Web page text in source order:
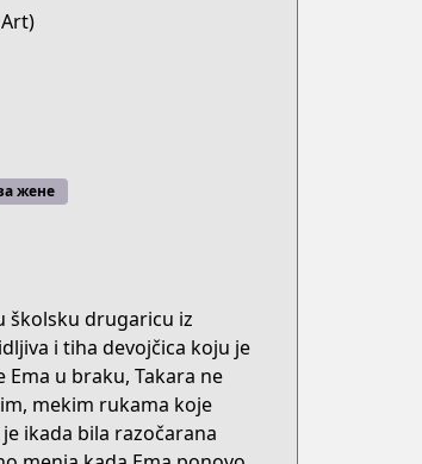
жене
školsku drugaricu iz
i tiha devojčica koju je
u braku, Takara ne
mekim rukama koje
ikada bila razočarana